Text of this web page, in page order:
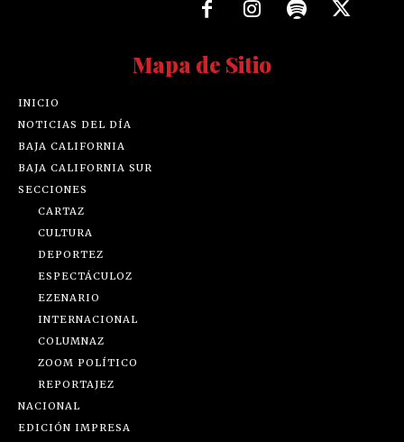
Mapa de Sitio
INICIO
NOTICIAS DEL DÍA
BAJA CALIFORNIA
BAJA CALIFORNIA SUR
SECCIONES
CARTAZ
CULTURA
DEPORTEZ
ESPECTÁCULOZ
EZENARIO
INTERNACIONAL
COLUMNAZ
ZOOM POLÍTICO
REPORTAJEZ
NACIONAL
EDICIÓN IMPRESA